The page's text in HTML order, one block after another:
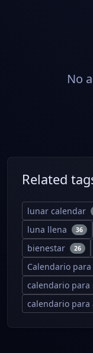
No
Related
lunar calendar
luna llena 36
bienestar 26
Calendario
calendario para
calendario para